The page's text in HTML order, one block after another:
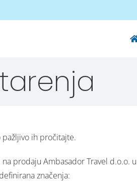
– Split-Dubrovnik
– Dubrovnik-Split
– Split-Dubrovnik
Spirito – Dubrovnik-Split
ih pročitajte.
prodaju Ambasador Travel d.o.o. u
značenja: